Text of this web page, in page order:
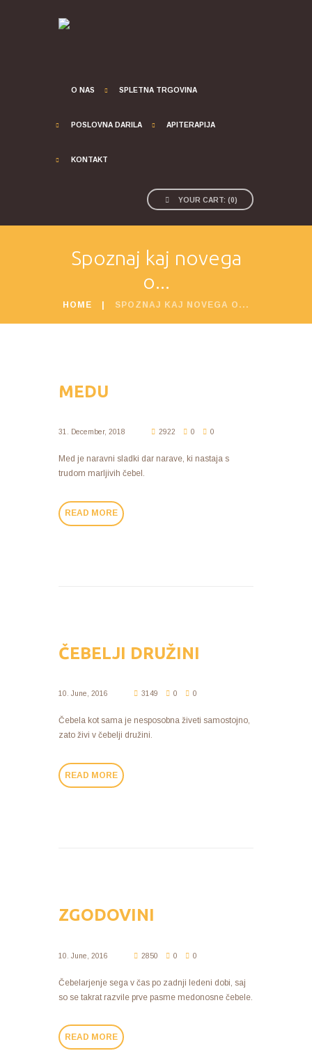
O NAS SPLETNA TRGOVINA
POSLOVNA DARILA APITERAPIJA
KONTAKT
YOUR CART: (0)
Spoznaj kaj novega
o...
HOME SPOZNAJ KAJ NOVEGA O...
MEDU
31. December, 2018 2922 0 0
Med je naravni sladki dar narave, ki nastaja s
trudom marljivih čebel.
READ MORE
ČEBELJI DRUŽINI
10. June, 2016 3149 0 0
Čebela kot sama je nesposobna živeti samostojno,
zato živi v čebelji družini.
READ MORE
ZGODOVINI
10. June, 2016 2850 0 0
Čebelarjenje sega v čas po zadnji ledeni dobi, saj
so se takrat razvile prve pasme medonosne čebele.
READ MORE